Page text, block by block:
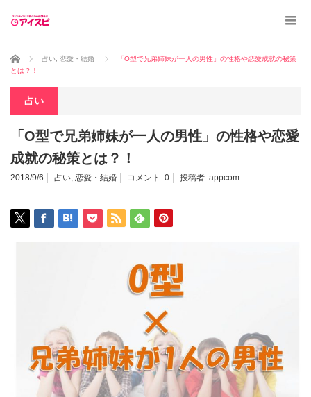
ホーム 占い 恋愛・結婚
「O型で兄弟姉妹が一人の男性」の性格や恋愛成就の秘策
とは？！
占い
「O型で兄弟姉妹が一人の男性」の性格や恋愛
成就の秘策とは？！
2018/9/6 占い, 恋愛・結婚 コメント: 0 投稿者: appcom